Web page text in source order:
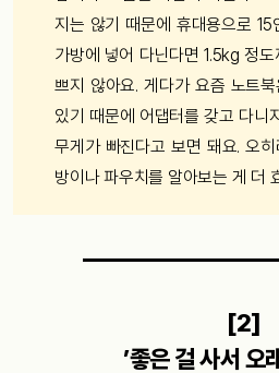
지는 않기 때문에 휴대용으로 15
가방에 넣어 다닌다면 1.5kg 정
쁘지 않아요. 게다가 요즘 노트
있기 때문에 어댑터를 갖고 다니
무게가 빠진다고 보면 돼요. 오
방이나 파우치를 알아보는 게 더
[2]
’좋은 걸 사서 오